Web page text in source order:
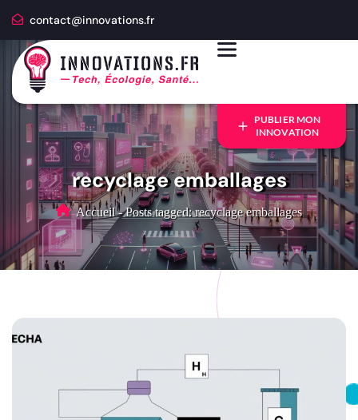
contact@innovations.fr
PUBLIER MON
INNOVATION
recyclage emballages
Accueil - Posts tagged: recyclage emballages